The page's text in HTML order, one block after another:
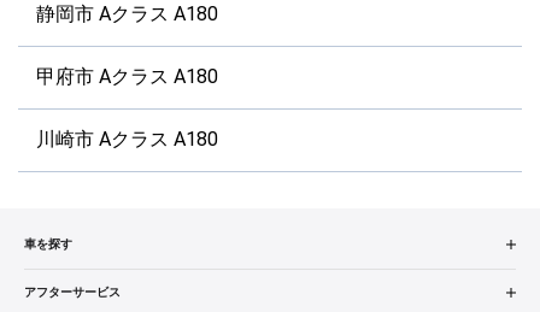
静岡市 Aクラス A180
甲府市 Aクラス A180
川崎市 Aクラス A180
車を探す
中古車検索
アフターサービス